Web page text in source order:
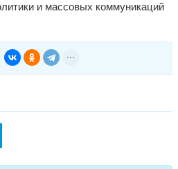
и массовых коммуникаций